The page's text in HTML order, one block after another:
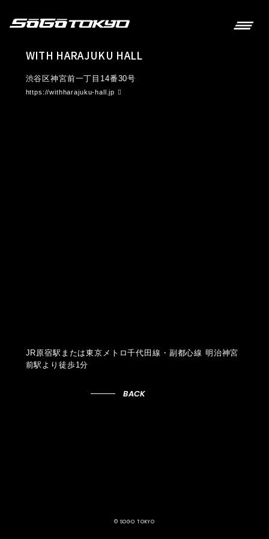
WITH HARAJUKU HALL
渋谷区神宮前一丁目14番30号
https://withharajuku-hall.jp
JR原宿駅または東京メトロ千代田線・副都心線 明治神宮
前駅より徒歩1分
BACK
© SOGO TOKYO